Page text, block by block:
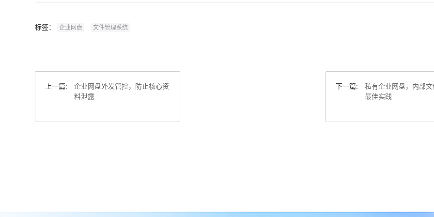
标签： 企业网盘 文件管理系统
上一篇:
企业网盘外发管控，防止核心资
料泄露
下一篇:
私有企业网盘，内部
最佳实践